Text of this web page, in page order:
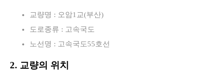
교량명 : 오암1교(부산)
도로종류 : 고속국도
노선명 : 고속국도55호선
2. 교량의 위치